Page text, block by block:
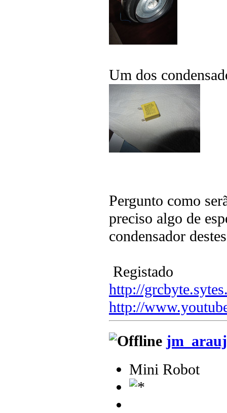
Um dos
Pergunto como
preciso algo de
condensador
Registado
http://
http://
Mini Robot